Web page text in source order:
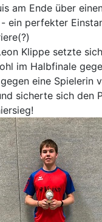
am Ende über
ein perfekter
Klippe setzte
im Halbfinale
eine Spielerin
sicherte sich den